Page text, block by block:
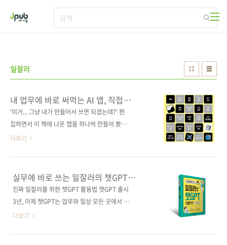
일잘러
내 업무에 바로 써먹는 AI 앱, 직접
만들어봤습니다
'이거... 그냥 내가 만들어서 쓰면 되겠는데?' 편
집하면서 이 책에 나온 앱을 하나씩 만들어 봤습
니다. 총 21개입니다. 처음에는 그냥 따라가는
먼저 떠올랐죠. Dify는 복잡하게 고민하지 않아
도 되고, 손을 움직이는 만큼 결과가 따라옵니다.
노드를 연결하고, 프롬프트를 바꾸고, 데이터를
보면 금방 감을 잡을 수 있습니다. 그다음부터는
생각보다 훨씬 편해집니다. 다양한 앱을 직접 만
더보기
실무에 바로 쓰는 일잘러의 챗GPT
프롬프트 74가지
진짜 일잘러를 위한 챗GPT 활용법 챗GPT 출시
3년, 이제 챗GPT는 업무와 일상 모든 곳에서 든
든한 파트너로 활약하고 있다. 사용자는 챗GPT
더보기